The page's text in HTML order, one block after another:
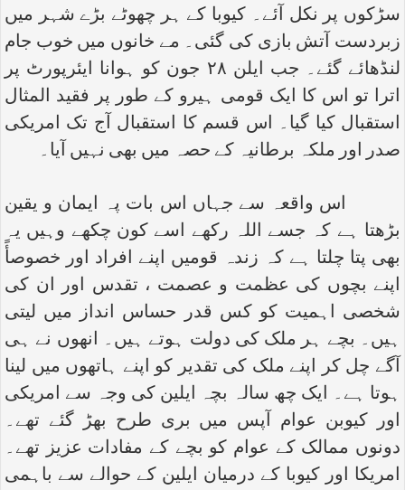
سڑکوں پر نکل آئے۔ کیوبا کے ہر چھوٹے بڑے شہر میں
زبردست آتش بازی کی گئی۔ مے خانوں میں خوب جام
لنڈھائے گئے۔ جب ایلن ۲۸ جون کو ہوانا ایئرپورٹ پر
اترا تو اس کا ایک قومی ہیرو کے طور پر فقید المثال
استقبال کیا گیا۔ اس قسم کا استقبال آج تک امریکی
صدر اور ملکہ برطانیہ کے حصہ میں بھی نہیں آیا۔
اس واقعہ سے جہاں اس بات پہ ایمان و یقین
بڑھتا ہے کہ جسے اللہ رکھے اسے کون چکھے وہیں یہ
بھی پتا چلتا ہے کہ زندہ قومیں اپنے افراد اور خصوصأً
اپنے بچوں کی عظمت و عصمت ، تقدس اور ان کی
شخصی اہمیت کو کس قدر حساس انداز میں لیتی
ہیں۔ بچے ہر ملک کی دولت ہوتے ہیں۔ انھوں نے ہی
آگے چل کر اپنے ملک کی تقدیر کو اپنے ہاتھوں میں لینا
ہوتا ہے۔ ایک چھ سالہ بچہ ایلین کی وجہ سے امریکی
اور کیوبن عوام آپس میں بری طرح بھڑ گئے تھے۔
دونوں ممالک کے عوام کو بچے کے مفادات عزیز تھے۔
امریکا اور کیوبا کے درمیان ایلین کے حوالے سے باہمی